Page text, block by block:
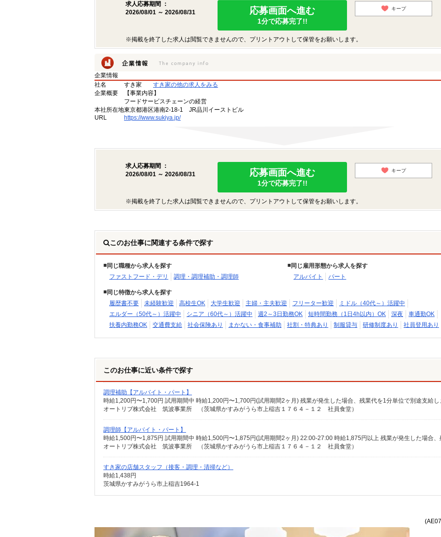
求人応募期間 ：
2026/08/01 ～ 2026/08/31
応募画面へ進む
1分で応募完了!!
キープ
※掲載を終了した求人は閲覧できませんので、プリントアウトして保管をお願いします。
企業情報
社名
すき家
すき家の他の求人をみる
企業概要
【事業内容】
フードサービスチェーンの経営
本社所在地東京都港区港南2-18-1 JR品川イーストビル
URL
https://www.sukiya.jp/
求人応募期間 ：
2026/08/01 ～ 2026/08/31
応募画面へ進む
1分で応募完了!!
キープ
※掲載を終了した求人は閲覧できませんので、プリントアウトして保管をお願いします。
このお仕事に関連する条件で探す
同じ職種から求人を探す
ファストフード・デリ
調理・調理補助・調理師
同じ雇用形態から求人を探す
アルバイト
パート
同じ特徴から求人を探す
履歴書不要
未経験歓迎 高校生OK 大学生歓迎 主婦・主夫歓迎 フリーター歓迎
ミドル（40代～）活躍中
エルダー（50代～）活躍中
シニア（60代～）活躍中 週2～3日勤務OK 短時間勤務（1日4h以内）OK 深夜
車通勤OK
扶養内勤務OK
交通費支給 社会保険あり まかない・食事補助 社割・特典あり 制服貸与 研修制度あり 社員登用あり
このお仕事に近い条件で探す
調理補助【アルバイト・パート】
時給1,200円〜1,700円 試用期間中 時給1,200円〜1,700円(試用期間2ヶ月) 残業が発生した場合、残業代を1分単位で別途支給し
オートリブ株式会社 筑波事業所 （茨城県かすみがうら市上稲吉１７６４－１２ 社員食堂）
調理師【アルバイト・パート】
オートリブ株式会社 筑波事業所 （茨城県かすみがうら市上稲吉１７６４－１２ 社員食堂）
すき家の店舗スタッフ（接客・調理・清掃など）
時給1,438円
茨城県かすみがうら市上稲吉1964-1